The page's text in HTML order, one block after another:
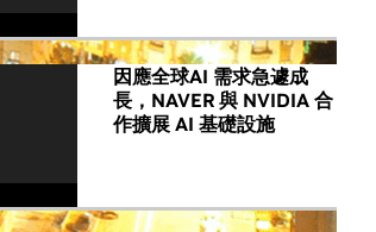
因應全球AI 需求急遽成
長，NAVER 與 NVIDIA 合
作擴展 AI 基礎設施